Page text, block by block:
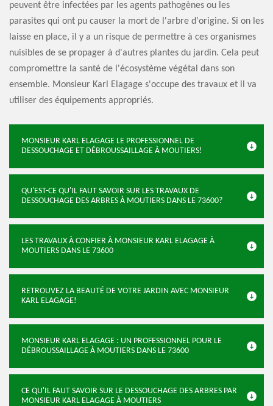
peuvent être infectées par les agents pathogènes ou les
parasites qui ont pu causer la mort de l'arbre d'origine. Si on les
laisse en place, il y a un risque de permettre à ces organismes
nuisibles de se propager à d'autres plantes du jardin. Cela peut
compromettre la santé de l'écosystème végétal dans son
ensemble. Monsieur Karl Elagage s'occupe des travaux et il va
utiliser des équipements appropriés.
MONSIEUR KARL ELAGAGE LE PROFESSIONNEL DE
DESSOUCHAGE ET DÉBROUSSAILLAGE À MOUTIERS!
QU'EST-CE QU'IL FAUT SAVOIR SUR LES TRAVAUX DE
DESSOUCHAGE DES ARBRES À MOUTIERS DANS LE 73600?
LES TRAVAUX À CONFIER À MONSIEUR KARL ELAGAGE À
MOUTIERS DANS LE 73600
RETROUVEZ LA BEAUTÉ DE VOTRE JARDIN AVEC MONSIEUR
KARL ELAGAGE!
MONSIEUR KARL ELAGAGE : UN PROFESSIONNEL POUR LE
DÉBROUSSAILLAGE À MOUTIERS DANS LE 73600
CE QU'IL FAUT SAVOIR SUR LE DESSOUCHAGE DES ARBRES PAR
MONSIEUR KARL ELAGAGE À MOUTIERS